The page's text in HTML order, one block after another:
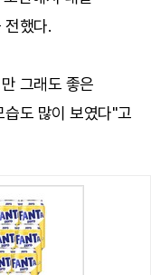
전했다.
그래도 좋은
도 많이 보였다"고